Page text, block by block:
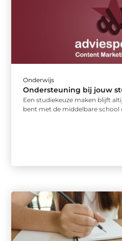
Onderwijs
Ondersteuning bij jouw
Een studiekeuze maken blijft
bent met de middelbare school